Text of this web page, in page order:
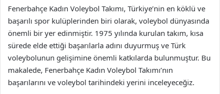
Fenerbahçe Kadın Voleybol Takımı, Türkiye’nin en köklü ve
başarılı spor kulüplerinden biri olarak, voleybol dünyasında
önemli bir yer edinmiştir. 1975 yılında kurulan takım, kısa
sürede elde ettiği başarılarla adını duyurmuş ve Türk
voleybolunun gelişimine önemli katkılarda bulunmuştur. Bu
makalede, Fenerbahçe Kadın Voleybol Takımı’nın
başarılarını ve voleybol tarihindeki yerini inceleyeceğiz.